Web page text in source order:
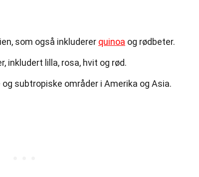
som også inkluderer quinoa og rødbeter.
inkludert lilla, rosa, hvit og rød.
subtropiske områder i Amerika og Asia.